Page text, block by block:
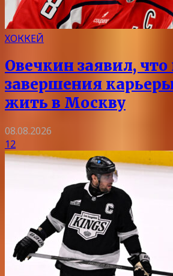
ХОККЕЙ
Овечкин заявил, что
завершения
жить в Москву
08.08.2026
12